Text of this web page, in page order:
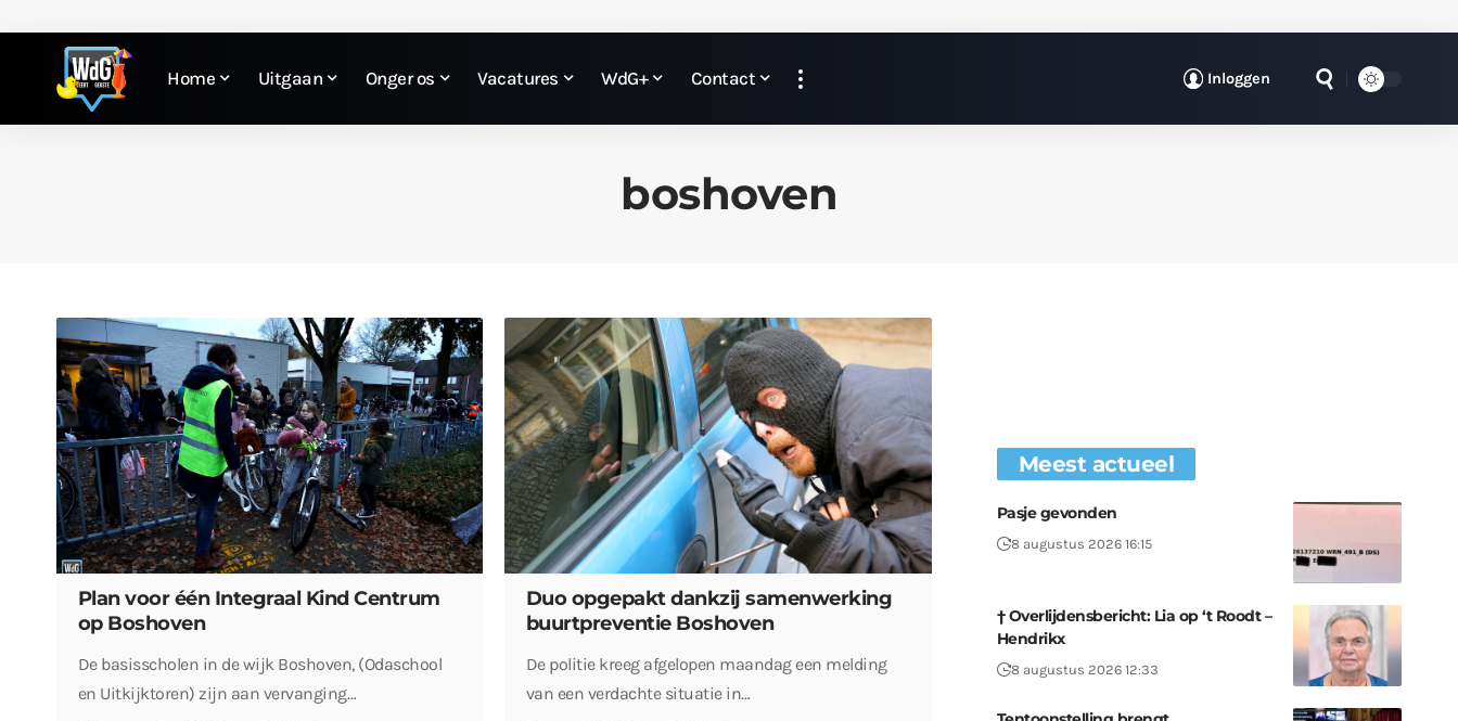
Home Uitgaan Onger os Vacatures WdG+ Contact Inloggen
boshoven
Plan voor één Integraal Kind Centrum
op Boshoven
De basisscholen in de wijk Boshoven, (Odaschool
en Uitkijktoren) zijn aan vervanging…
Duo opgepakt dankzij samenwerking
buurtpreventie Boshoven
De politie kreeg afgelopen maandag een melding
van een verdachte situatie in…
Meest actueel
Pasje gevonden
8 augustus 2026 16:15
† Overlijdensbericht: Lia op ‘t Roodt –
Hendrikx
8 augustus 2026 12:33